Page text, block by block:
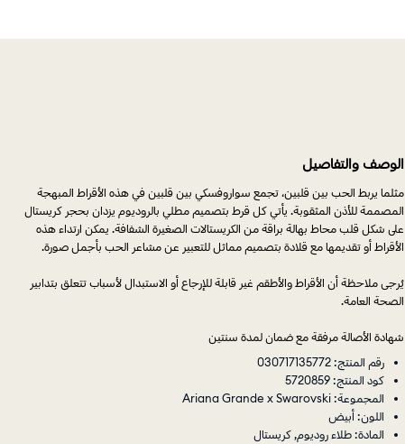
الوصف والتفاصيل
مثلما يربط الحب بين قلبين، تجمع سواروفسكي بين قلبين في هذه الأقراط المبهجة
المصممة للأذن المثقوبة. يأتي كل قرط بتصميم مطلي بالروديوم يزدان بحجر كريستال
على شكل قلب محاط بهالة براقة من الكريستالات الصغيرة الشفافة. يمكن ارتداء هذه
الأقراط أو تقديمها مع قلادة بتصميم مماثل للتعبير عن مشاعر الحب بأجمل صورة.
يُرجى ملاحظة أن الأقراط والأطقم غير قابلة للإرجاع أو الاستبدال لأسباب تتعلق بتدابير
الصحة العامة.
شهادة الأصالة مرفقة مع ضمان لمدة سنتين
رقم المنتج: 030717135772
كود المنتج: 5720859
المجموعة: Ariana Grande x Swarovski
اللون: أبيض
المادة: طلاء روديوم, كريستال